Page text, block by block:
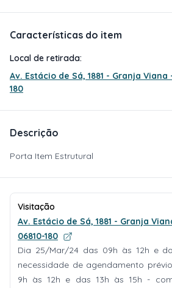
Características do item
Local de retirada:
Av. Estácio de Sá, 1881 - Granja
180
Descrição
Porta Item Estrutural
Visitação
Av. Estácio de Sá, 1881 - Granja
06810-180
Dia 25/Mar/24 das 09h às 12h e
necessidade de agendamento
9h às 12h e das 13h às 15h -